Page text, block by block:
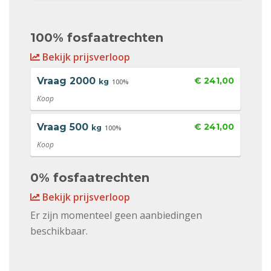
100% fosfaatrechten
Bekijk prijsverloop
Vraag 2000 kg 100% € 241,00
Koop
Vraag 500 kg 100% € 241,00
Koop
0% fosfaatrechten
Bekijk prijsverloop
Er zijn momenteel geen aanbiedingen
beschikbaar.